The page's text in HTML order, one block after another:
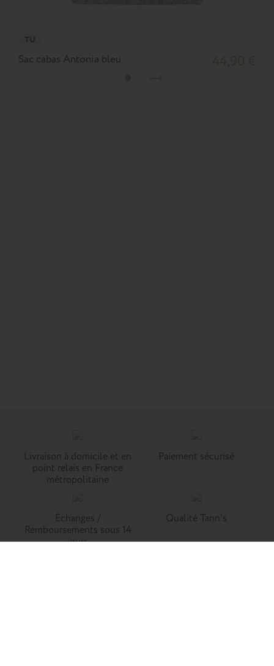
TU
Sac cabas Antonia bleu
Livraison à domicile et en
point relais en France
métropolitaine
Paiement sécurisé
Échanges /
Remboursements sous 14
jours
Qualité Tann's